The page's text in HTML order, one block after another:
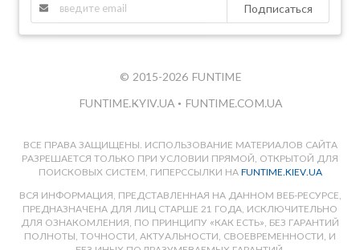
Подписаться
© 2015-2026 FUNTIME
FUNTIME.KYIV.UA • FUNTIME.COM.UA
ВСЕ ПРАВА ЗАЩИЩЕНЫ. ИСПОЛЬЗОВАНИЕ МАТЕРИАЛОВ САЙТА
РАЗРЕШАЕТСЯ ТОЛЬКО ПРИ УСЛОВИИ ПРЯМОЙ, ОТКРЫТОЙ ДЛЯ
ПОИСКОВЫХ СИСТЕМ, ГИПЕРССЫЛКИ НА FUNTIME.KIEV.UA
ВСЯ ИНФОРМАЦИЯ, ПРЕДСТАВЛЕННАЯ НА ДАННОМ ВЕБ-РЕСУРСЕ,
ПРЕДНАЗНАЧЕНА ДЛЯ ЛИЦ СТАРШЕ 21 ГОДА, ИСКЛЮЧИТЕЛЬНО
ДЛЯ ОЗНАКОМЛЕНИЯ, ПО ПРИНЦИПУ «КАК ЕСТЬ», БЕЗ ГАРАНТИЙ
ПОЛНОТЫ, ТОЧНОСТИ, АКТУАЛЬНОСТИ, СВОЕВРЕМЕННОСТИ, И